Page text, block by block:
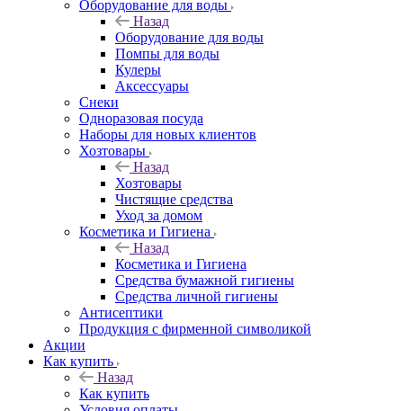
Оборудование для воды
Назад
Оборудование для воды
Помпы для воды
Кулеры
Аксессуары
Снеки
Одноразовая посуда
Наборы для новых клиентов
Хозтовары
Назад
Хозтовары
Чистящие средства
Уход за домом
Косметика и Гигиена
Назад
Косметика и Гигиена
Средства бумажной гигиены
Средства личной гигиены
Антисептики
Продукция с фирменной символикой
Акции
Как купить
Назад
Как купить